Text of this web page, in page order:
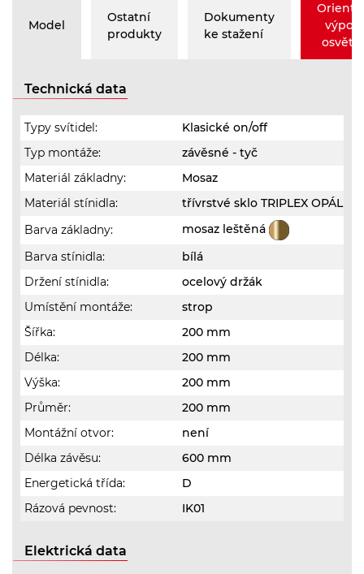
Model
Ostatní
produkty
Dokumenty
ke stažení
Technická data
Typy svítidel:
Klasické on/off
Typ montáže:
závěsné - tyč
Materiál základny:
Mosaz
Materiál stínidla:
třívrstvé sklo TRIPLEX OPÁL
Barva základny:
mosaz leštěná
Barva stínidla:
bílá
Držení stínidla:
ocelový držák
Umístění montáže:
strop
Šířka:
200 mm
Délka:
200 mm
Výška:
200 mm
Průměr:
200 mm
Montážní otvor:
není
Délka závěsu:
600 mm
Energetická třída:
D
Rázová pevnost:
IK01
Elektrická data